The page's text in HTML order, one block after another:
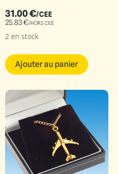
31.00€/CEE
25.83€/HORS CEE
2 en stock
Ajouter au panier